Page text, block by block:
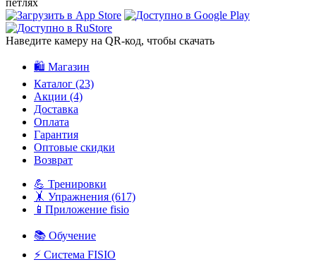
петлях
Наведите камеру на QR‑код, чтобы скачать
🛍️ Магазин
Каталог (23)
Акции (4)
Доставка
Оплата
Гарантия
Оптовые скидки
Возврат
💪 Тренировки
🤸 Упражнения (617)
📱Приложение fisio
📚 Обучение
⚡️ Система FISIO